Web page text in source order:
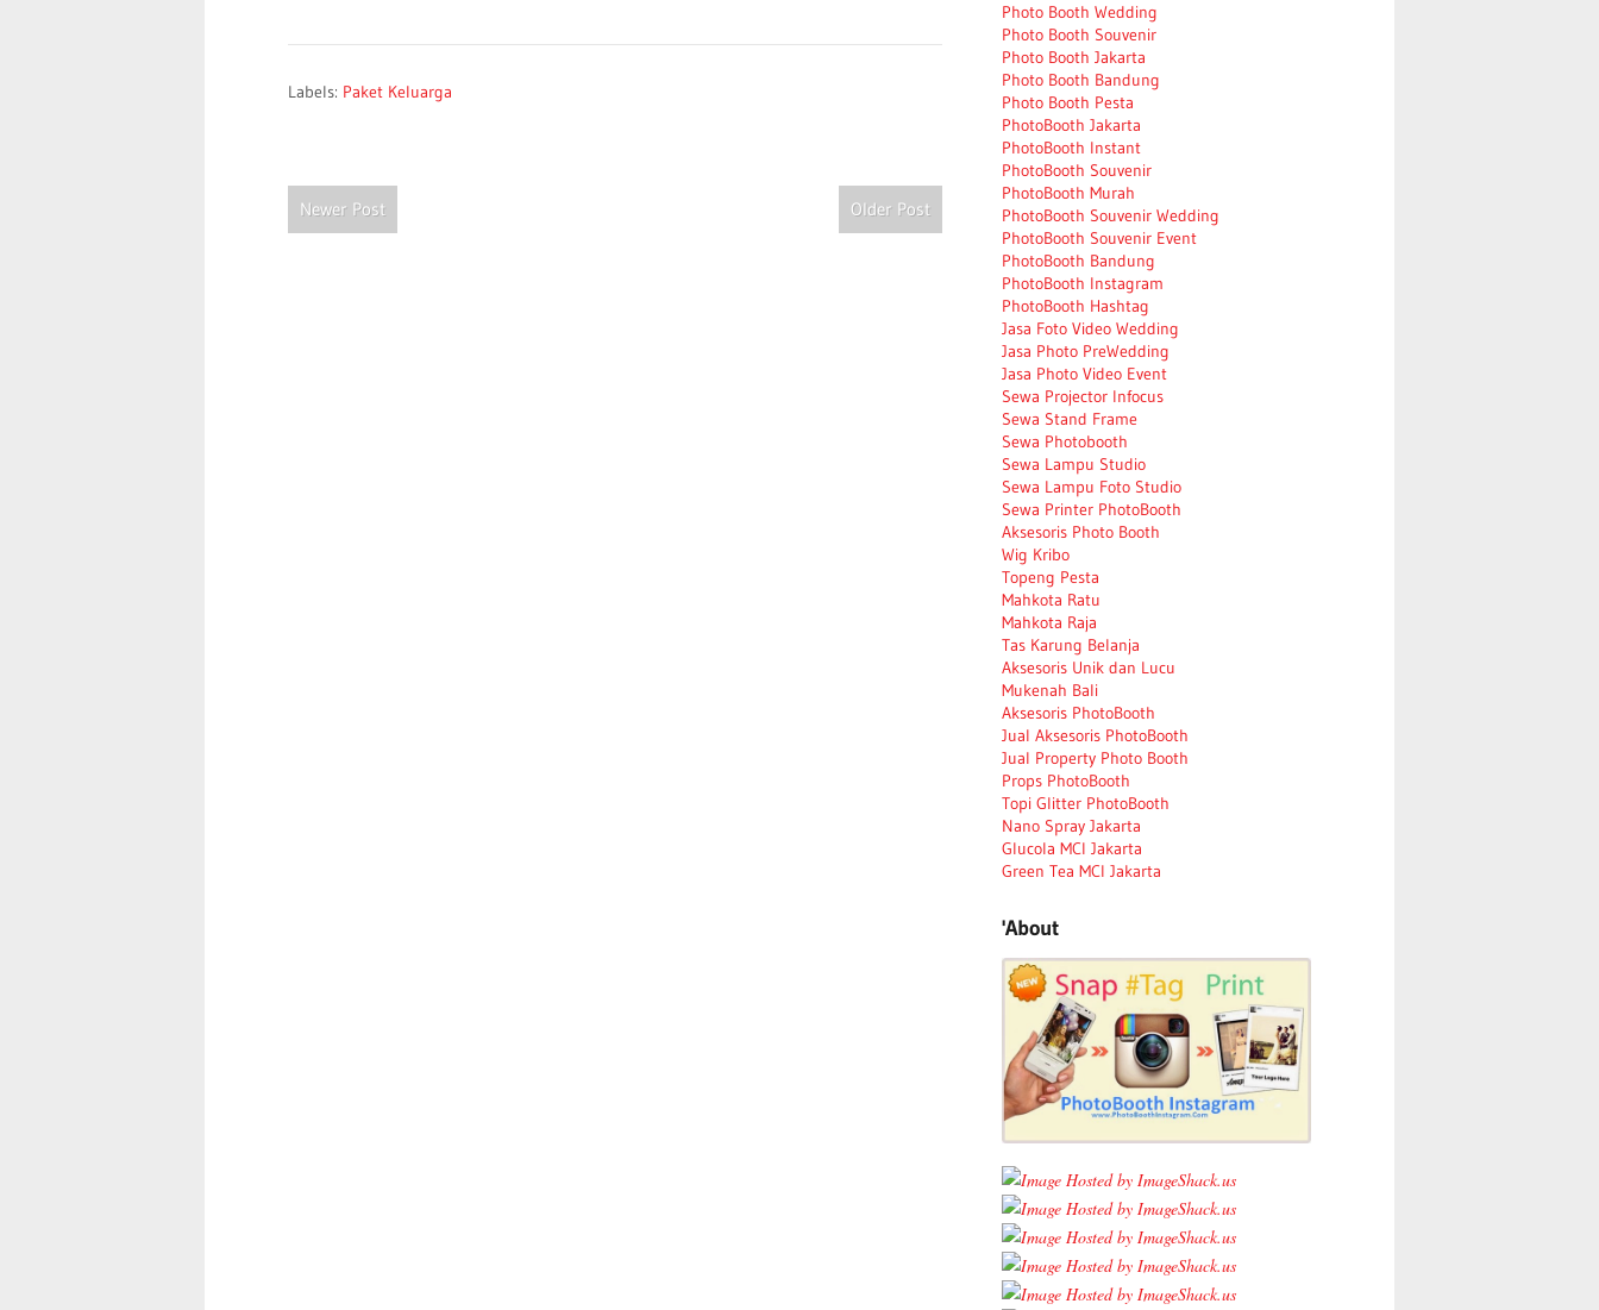
Labels: Paket Keluarga
Newer Post Older Post
Photo Booth Wedding
Photo Booth Souvenir
Photo Booth Jakarta
Photo Booth Bandung
Photo Booth Pesta
PhotoBooth Jakarta
PhotoBooth Instant
PhotoBooth Souvenir
PhotoBooth Murah
PhotoBooth Souvenir Wedding
PhotoBooth Souvenir Event
PhotoBooth Bandung
PhotoBooth Instagram
PhotoBooth Hashtag
Jasa Foto Video Wedding
Jasa Photo PreWedding
Jasa Photo Video Event
Sewa Projector Infocus
Sewa Stand Frame
Sewa Photobooth
Sewa Lampu Studio
Sewa Lampu Foto Studio
Sewa Printer PhotoBooth
Aksesoris Photo Booth
Wig Kribo
Topeng Pesta
Mahkota Ratu
Mahkota Raja
Tas Karung Belanja
Aksesoris Unik dan Lucu
Mukenah Bali
Aksesoris PhotoBooth
Jual Aksesoris PhotoBooth
Jual Property Photo Booth
Props PhotoBooth
Topi Glitter PhotoBooth
Nano Spray Jakarta
Glucola MCI Jakarta
Green Tea MCI Jakarta
'About